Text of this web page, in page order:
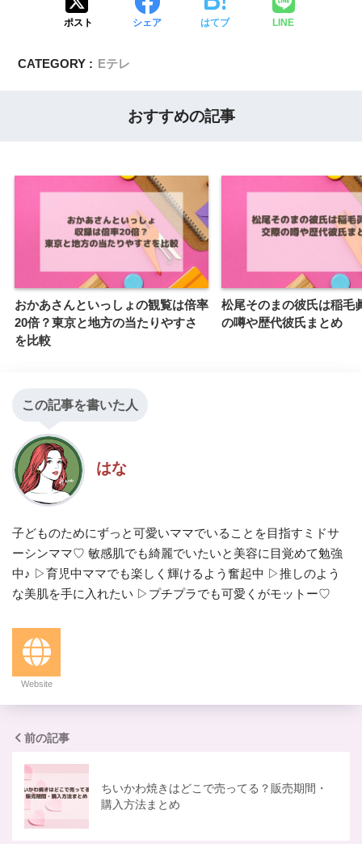
ポスト シェア はてブ LINE
CATEGORY : Eテレ
おすすめの記事
おかあさんといっしょの観覧は倍率
20倍？東京と地方の当たりやすさ
を比較
松尾そのまの彼氏は稲毛
の噂や歴代彼氏まとめ
この記事を書いた人
はな
子どものためにずっと可愛いママでいることを目指すミドサ
ーシンママ♡ 敏感肌でも綺麗でいたいと美容に目覚めて勉強
中♪ ▷育児中ママでも楽しく輝けるよう奮起中 ▷推しのよう
な美肌を手に入れたい ▷プチプラでも可愛くがモットー♡
Website
前の記事
ちいかわ焼きはどこで売ってる？販売期間・
購入方法まとめ